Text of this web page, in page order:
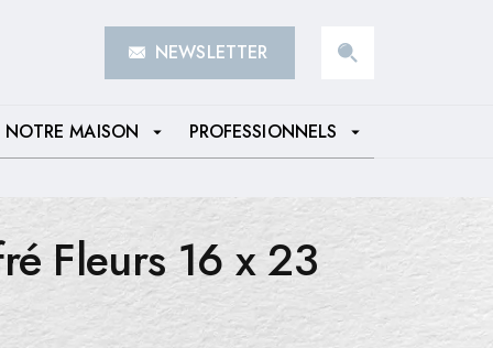
NEWSLETTER
NOTRE MAISON arrow_drop_down PROFESSIONNELS arrow_drop_down
Fleurs 16 x 23